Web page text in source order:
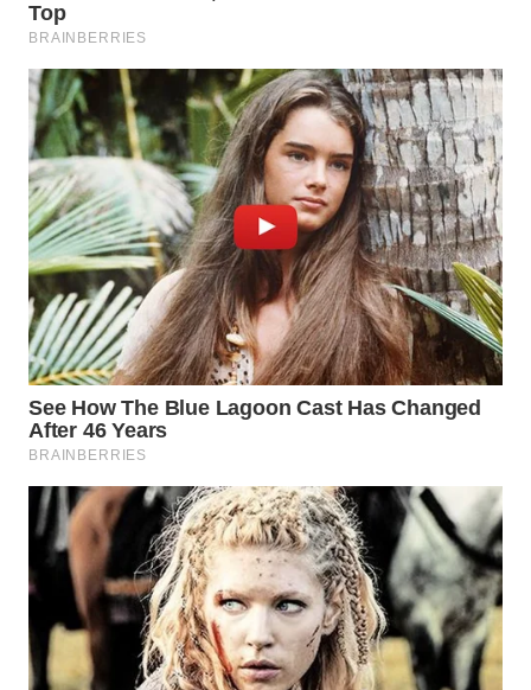
SELATAN
WN
TANJUNG
LESUNG
WN
KARO
WN
SIMALUNGUN
WN
LABUHANBATU
WN
TENGAH
WN DELI
SERDANG
TEBING